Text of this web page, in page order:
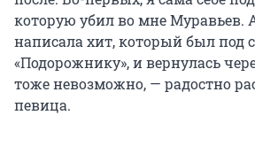
которую убил во мне Муравьев.
написала хит, который был под
«Подорожнику», и вернулась
тоже невозможно, — радостно
певица.